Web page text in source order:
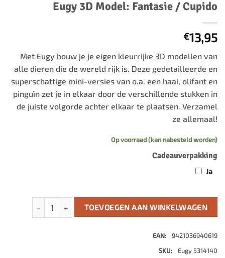
Eugy 3D Model: Fantasie / Cupido
€13,95
Met Eugy bouw je je eigen kleurrijke 3D modellen van
alle dieren die de wereld rijk is. Deze gedetailleerde en
superschattige mini-versies van o.a. een haai, olifant en
pinguïn zet je in elkaar door de verschillende stukken in
de juiste volgorde achter elkaar te plaatsen. Verzamel
ze allemaal!
Op voorraad (kan nabesteld worden)
Cadeauverpakking
Ja
Eugy 3D Model: Fantasie / Cupido aantal
TOEVOEGEN AAN WINKELWAGEN
EAN:
9421036940619
SKU:
Eugy 5314140